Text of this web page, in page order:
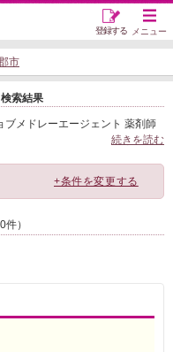
メニュー
登録する
市
索結果
メドレーエージェント 薬剤師
続きを読む
+条件を変更する
）